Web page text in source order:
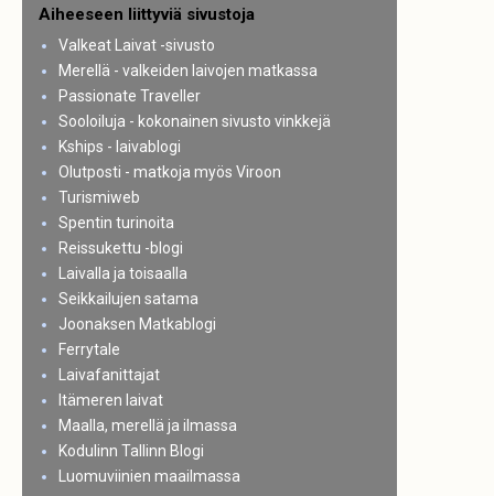
Aiheeseen liittyviä sivustoja
Valkeat Laivat -sivusto
Merellä - valkeiden laivojen matkassa
Passionate Traveller
Sooloiluja - kokonainen sivusto vinkkejä
Kships - laivablogi
Olutposti - matkoja myös Viroon
Turismiweb
Spentin turinoita
Reissukettu -blogi
Laivalla ja toisaalla
Seikkailujen satama
Joonaksen Matkablogi
Ferrytale
Laivafanittajat
Itämeren laivat
Maalla, merellä ja ilmassa
Kodulinn Tallinn Blogi
Luomuviinien maailmassa